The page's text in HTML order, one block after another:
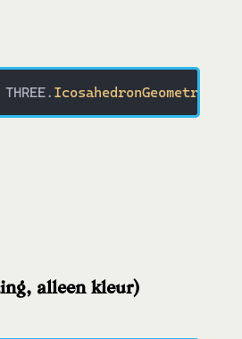
THREE. IcosahedronGeometry
alleen kleur)